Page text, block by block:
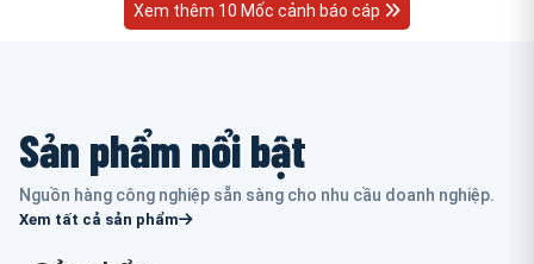
Xem thêm 10 Mốc cảnh báo cáp
Sản phẩm nổi bật
Nguồn hàng công nghiệp sẵn sàng cho nhu cầu doanh nghiệp.
Xem tất cả sản phẩm